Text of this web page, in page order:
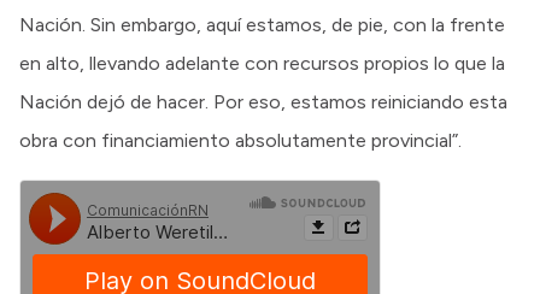
Nación. Sin embargo, aquí estamos, de pie, con la frente
en alto, llevando adelante con recursos propios lo que la
Nación dejó de hacer. Por eso, estamos reiniciando esta
obra con financiamiento absolutamente provincial”.